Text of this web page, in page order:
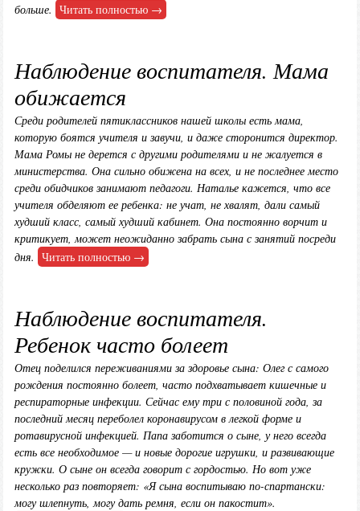
больше. Читать полностью →
Наблюдение воспитателя. Мама
обижается
Среди родителей пятиклассников нашей школы есть мама,
которую боятся учителя и завучи, и даже сторонится директор.
Мама Ромы не дерется с другими родителями и не жалуется в
министерства. Она сильно обижена на всех, и не последнее место
среди обидчиков занимают педагоги. Наталье кажется, что все
учителя обделяют ее ребенка: не учат, не хвалят, дали самый
худший класс, самый худший кабинет. Она постоянно ворчит и
критикует, может неожиданно забрать сына с занятий посреди
дня. Читать полностью →
Наблюдение воспитателя.
Ребенок часто болеет
Отец поделился переживаниями за здоровье сына: Олег с самого
рождения постоянно болеет, часто подхватывает кишечные и
респираторные инфекции. Сейчас ему три с половиной года, за
последний месяц переболел коронавирусом в легкой форме и
ротавирусной инфекцией. Папа заботится о сыне, у него всегда
есть все необходимое — и новые дорогие игрушки, и развивающие
кружки. О сыне он всегда говорит с гордостью. Но вот уже
несколько раз повторяет: «Я сына воспитываю по-спартански:
могу шлепнуть, могу дать ремня, если он пакостит».